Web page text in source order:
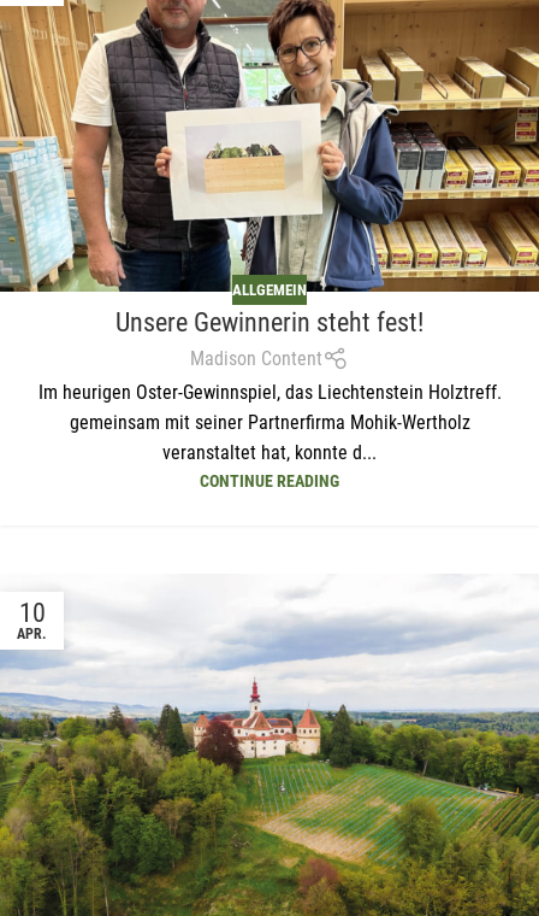
ALLGEMEIN
Unsere Gewinnerin steht fest!
Madison Content
Im heurigen Oster-Gewinnspiel, das Liechtenstein Holztreff.
gemeinsam mit seiner Partnerfirma Mohik-Wertholz
veranstaltet hat, konnte d...
CONTINUE READING
10
APR.